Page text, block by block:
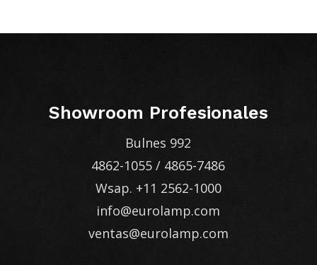
Showroom Profesionales
Bulnes 992
4862-1055 / 4865-7486
Wsap. +11 2562-1000
info@eurolamp.com
ventas@eurolamp.com